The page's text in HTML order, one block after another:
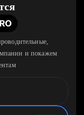
и покажем